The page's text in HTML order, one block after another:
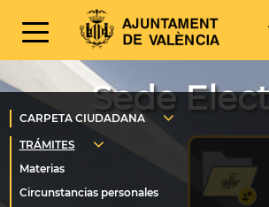
Sede